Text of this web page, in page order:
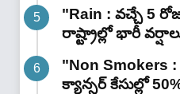
"Rain : వచ్చే 5
రాష్ట్రాల్లో భారీ
"Non Smokers
క్యాన్సర్ కేసుల్లో